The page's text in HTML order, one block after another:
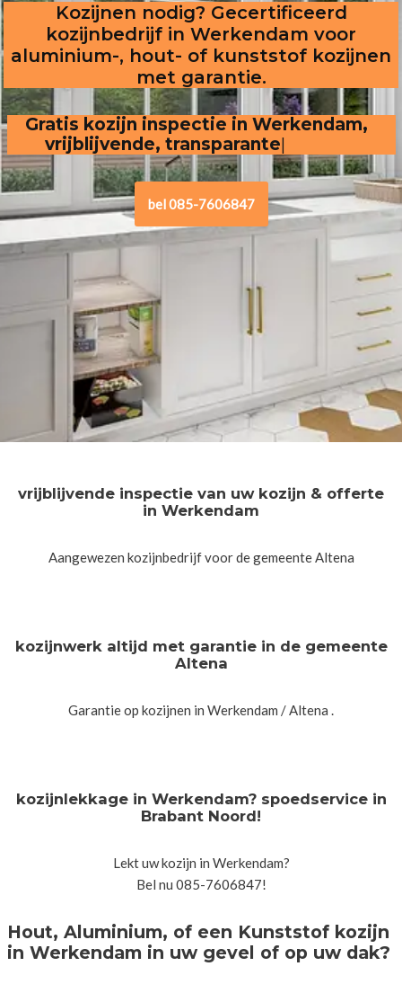
Kozijnen nodig? Gecertificeerd
kozijnbedrijf in Werkendam voor
aluminium-, hout- of kunststof kozijnen
met garantie.
Gratis kozijn inspectie in Werkendam,
vrijblijvende, transparante offerte
bel 085-7606847
vrijblijvende inspectie van uw kozijn & offerte
in Werkendam
Aangewezen kozijnbedrijf voor de gemeente Altena
kozijnwerk altijd met garantie in de gemeente
Altena
Garantie op kozijnen in Werkendam / Altena .
kozijnlekkage in Werkendam? spoedservice in
Brabant Noord!
Lekt uw kozijn in Werkendam?
Bel nu 085-7606847!
Hout, Aluminium, of een Kunststof kozijn
in Werkendam in uw gevel of op uw dak?